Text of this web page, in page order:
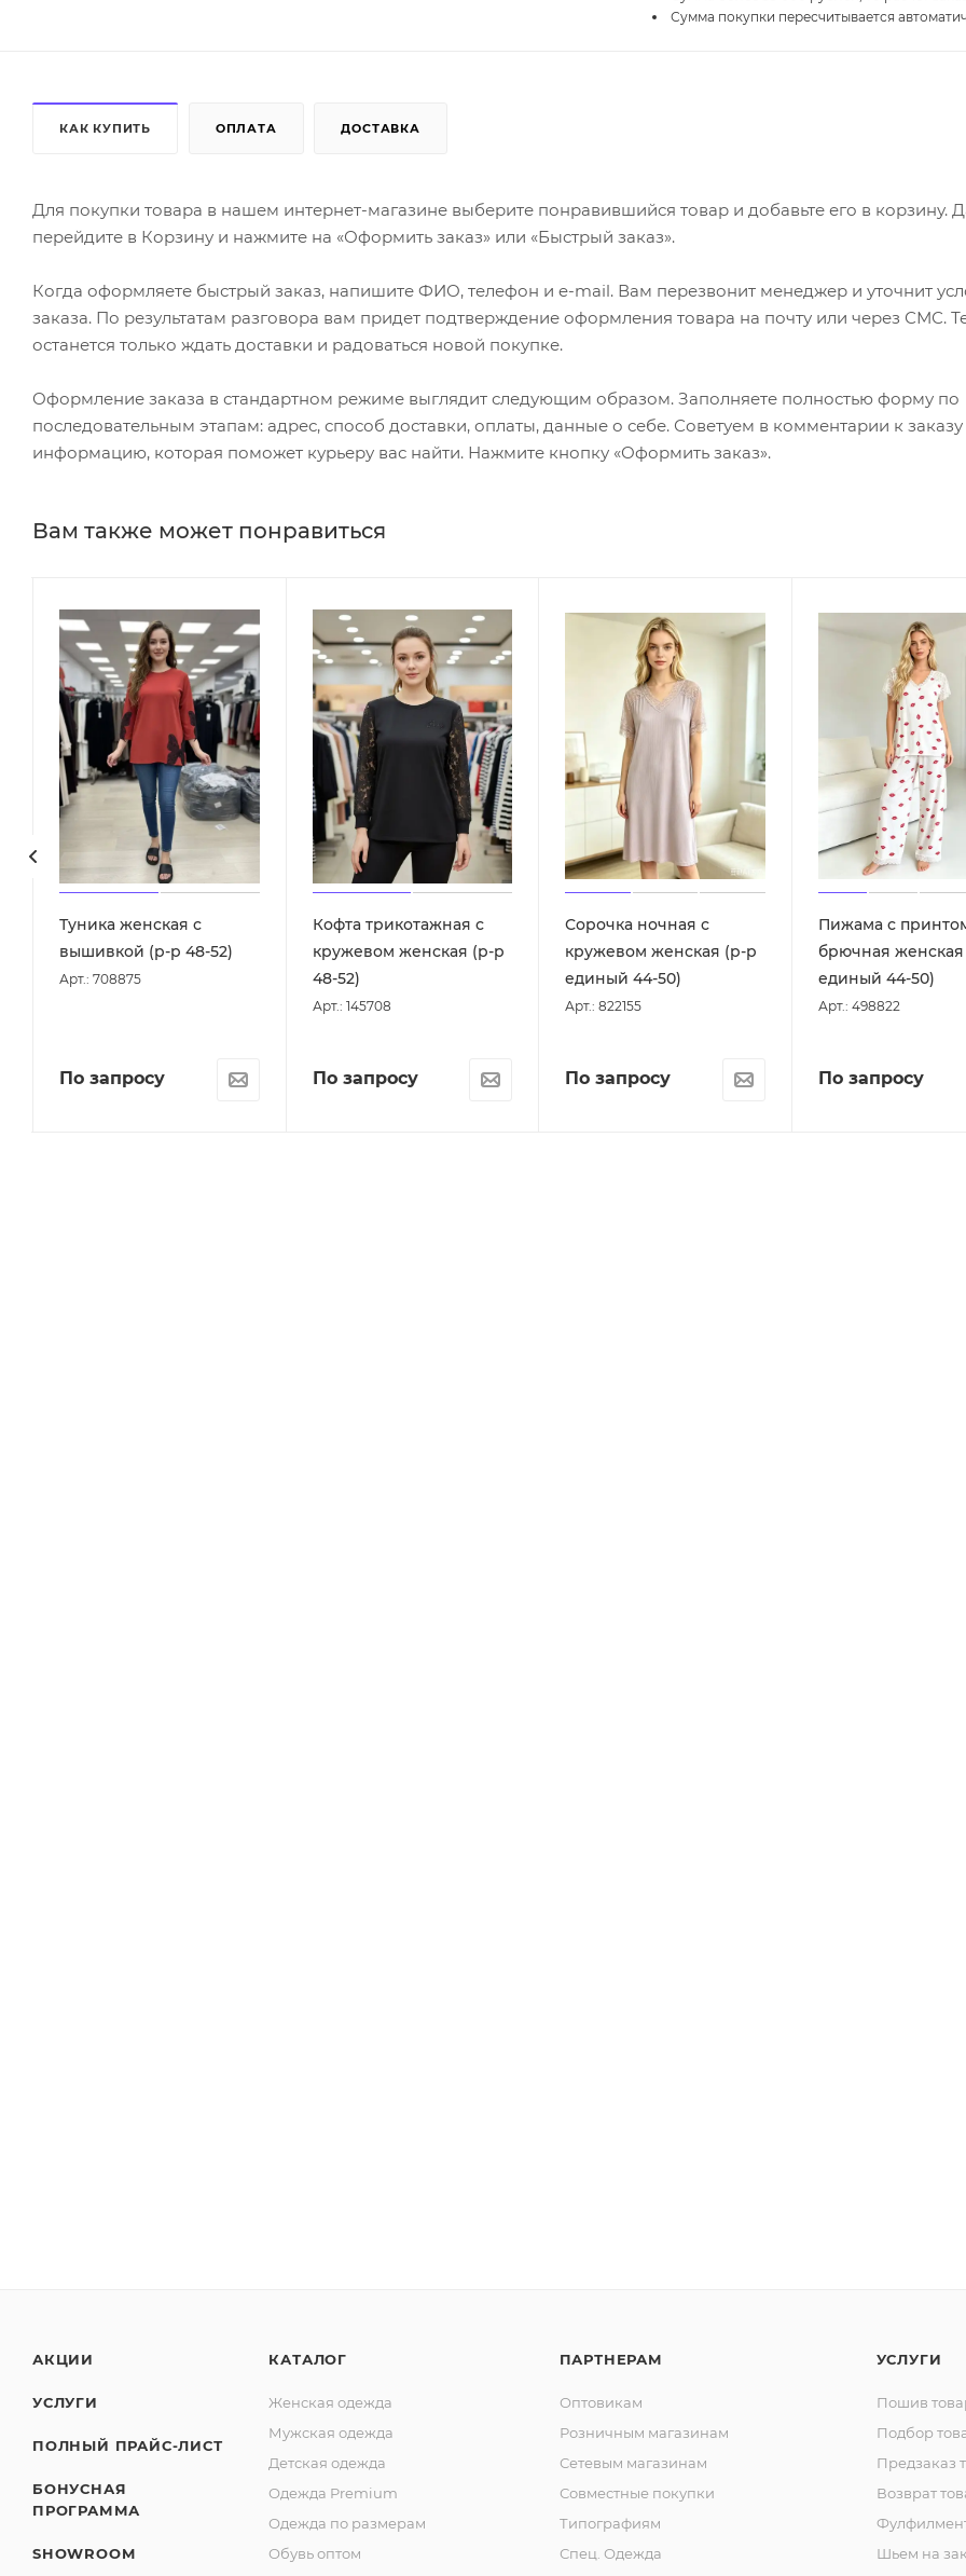
Сумма покупки пересчитывается
КАК КУПИТЬ ОПЛАТА ДОСТАВКА
Для покупки товара в нашем интернет-магазине выберите понравившийся товар и добавьте его в корзину.
перейдите в Корзину и нажмите на «Оформить заказ» или «Быстрый заказ».
Когда оформляете быстрый заказ, напишите ФИО, телефон и e-mail. Вам перезвонит менеджер и уточнит
заказа. По результатам разговора вам придет подтверждение оформления товара на почту или через СМС.
останется только ждать доставки и радоваться новой покупке.
Оформление заказа в стандартном режиме выглядит следующим образом. Заполняете полностью форму по
последовательным этапам: адрес, способ доставки, оплаты, данные о себе. Советуем в комментарии к заказу
информацию, которая поможет курьеру вас найти. Нажмите кнопку «Оформить заказ».
Вам также может понравиться
Туника женская с
вышивкой (р-р 48-52)
Арт.: 708875
По запросу
Кофта трикотажная с
кружевом женская (р-р
48-52)
Арт.: 145708
По запросу
Сорочка ночная с
кружевом женская (р-р
единый 44-50)
Арт.: 822155
По запросу
Пижама с
брючная
единый 44-50)
Арт.: 498822
По запросу
АКЦИИ
УСЛУГИ
ПОЛНЫЙ ПРАЙС-ЛИСТ
БОНУСНАЯ
ПРОГРАММА
SHOWROOM
КАТАЛОГ
Женская одежда
Мужская одежда
Детская одежда
Одежда Premium
Одежда по размерам
Обувь оптом
ПАРТНЕРАМ
Оптовикам
Розничным магазинам
Сетевым магазинам
Совместные покупки
Типографиям
Спец. Одежда
УСЛУГИ
Пошив
Подбор
Предзаказ
Возврат
Шьем на